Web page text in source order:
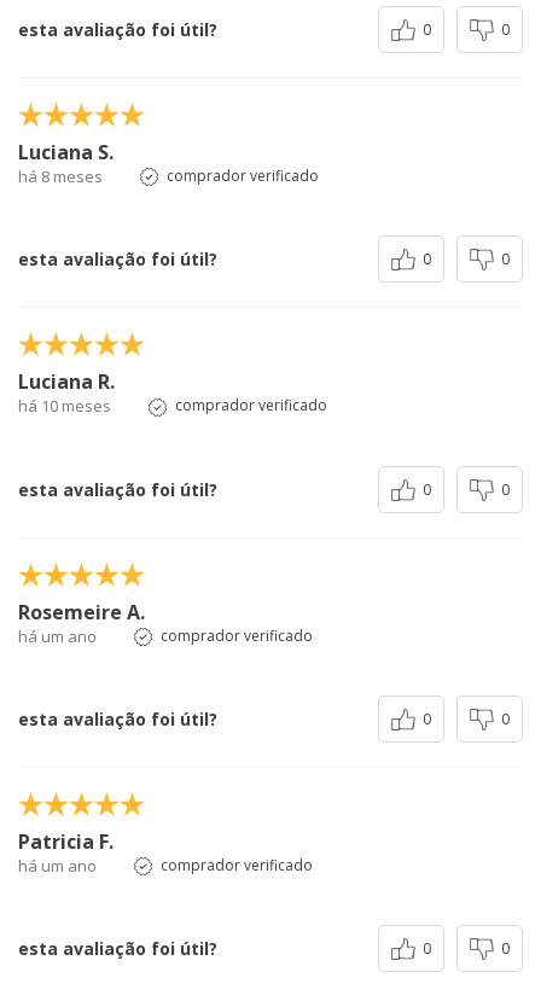
esta avaliação foi útil? 0 0
Luciana S.
há 8 meses comprador verificado
esta avaliação foi útil? 0 0
Luciana R.
há 10 meses comprador verificado
esta avaliação foi útil? 0 0
Rosemeire A.
há um ano comprador verificado
esta avaliação foi útil? 0 0
Patricia F.
há um ano comprador verificado
esta avaliação foi útil? 0 0